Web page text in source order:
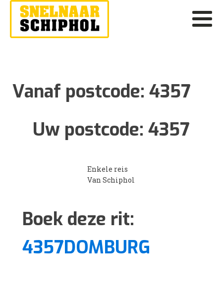
Vanaf postcode: 4357
Uw postcode: 4357
Enkele reis
Van Schiphol
Boek deze rit:
4357DOMBURG